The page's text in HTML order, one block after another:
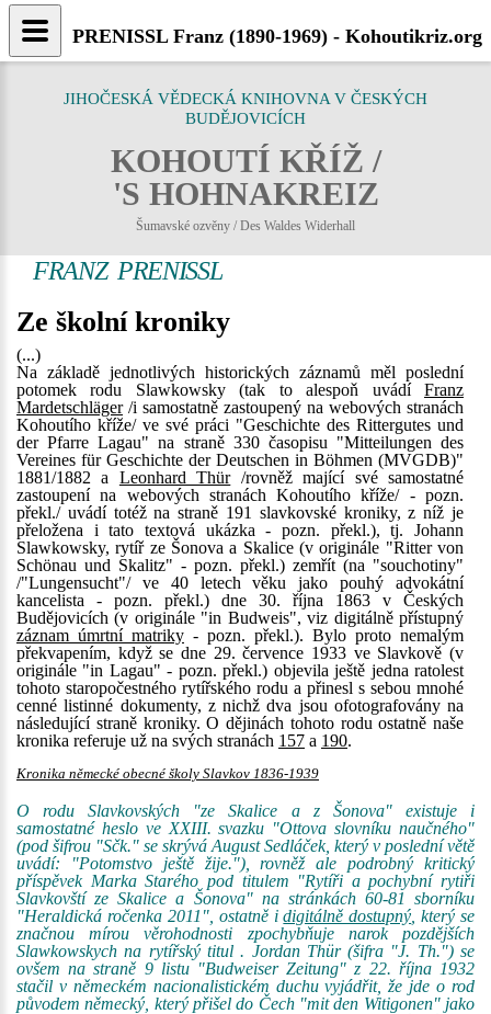
JIHOČESKÁ VĚDECKÁ KNIHOVNA V ČESKÝCH
BUDĚJOVICÍCH
KOHOUTÍ KŘÍŽ /
'S HOHNAKREIZ
Šumavské ozvěny / Des Waldes Widerhall
FRANZ PRENISSL
Ze školní kroniky
(...)
Na základě jednotlivých historických záznamů měl poslední
potomek rodu Slawkowsky (tak to alespoň uvádí Franz
Mardetschläger/i samostatně zastoupený na webových stranách
Kohoutího kříže/ ve své práci "Geschichte des Rittergutes und
der Pfarre Lagau" na straně 330 časopisu "Mitteilungen des
Vereines für Geschichte der Deutschen in Böhmen (MVGDB)"
1881/1882 a Leonhard Thür/rovněž mající své samostatné
zastoupení na webových stranách Kohoutího kříže/ - pozn.
překl./ uvádí totéž na straně 191 slavkovské kroniky, z níž je
přeložena i tato textová ukázka - pozn. překl.), tj. Johann
Slawkowsky, rytíř ze Šonova a Skalice (v originále "Ritter von
Schönau und Skalitz" - pozn. překl.) zemřít (na "souchotiny"
/"Lungensucht"/ ve 40 letech věku jako pouhý advokátní
kancelista - pozn. překl.) dne 30. října 1863 v Českých
Budějovicích (v originále "in Budweis", viz digitálně přístupný
záznam úmrtní matriky - pozn. překl.). Bylo proto nemalým
překvapením, když se dne 29. července 1933 ve Slavkově (v
originále "in Lagau" - pozn. překl.) objevila ještě jedna ratolest
tohoto staropočestného rytířského rodu a přinesl s sebou mnohé
cenné listinné dokumenty, z nichž dva jsou ofotografovány na
následující straně kroniky. O dějinách tohoto rodu ostatně naše
kronika referuje už na svých stranách 157 a 190.
Kronika německé obecné školy Slavkov 1836-1939
O rodu Slavkovských "ze Skalice a z Šonova" existuje i
samostatné heslo ve XXIII. svazku "Ottova slovníku naučného"
(pod šifrou "Sčk." se skrývá August Sedláček, který v poslední větě
uvádí: "Potomstvo ještě žije."), rovněž ale podrobný kritický
příspěvek Marka Starého pod titulem "Rytíři a pochybní rytiři
Slavkovští ze Skalice a Šonova" na stránkách 60-81 sborníku
"Heraldická ročenka 2011", ostatně idigitálně dostupný , který se
značnou mírou věrohodnosti zpochybňuje narok pozdějších
Slawkowskych na rytířský titul . Jordan Thür (šifra "J. Th.") se
ovšem na straně 9 listu "Budweiser Zeitung" z 22. října 1932
stačil v německém nacionalistickém duchu vyjádřit, že jde o rod
původem německý, který přišel do Čech "mit den Witigonen" jako
PRENISSL Franz (1890-1969) - Kohoutikriz.org